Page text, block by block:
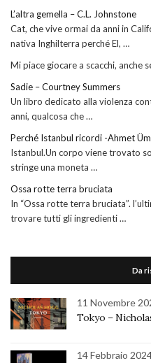
L’altra gemella – C.L. Johnstone
Cat, che vive ormai da anni in
nativa Inghilterra perché El, …
Mi piace giocare a scacchi, anche
Sadie – Courtney Summers
Un libro dedicato alla violenza
anni, qualcosa che …
Perché Istanbul ricordi -Ahmet
Istanbul.Un corpo viene trovato
stringe una moneta …
Ossa rotte terra bruciata
In “Ossa rotte terra bruciata”.
trovare tutti gli ingredienti …
Da
11 Novembre
Tokyo –
14 Febbraio